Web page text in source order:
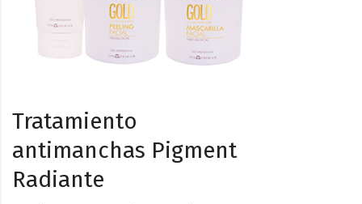
Tratamiento
antimanchas Pigment
Radiante